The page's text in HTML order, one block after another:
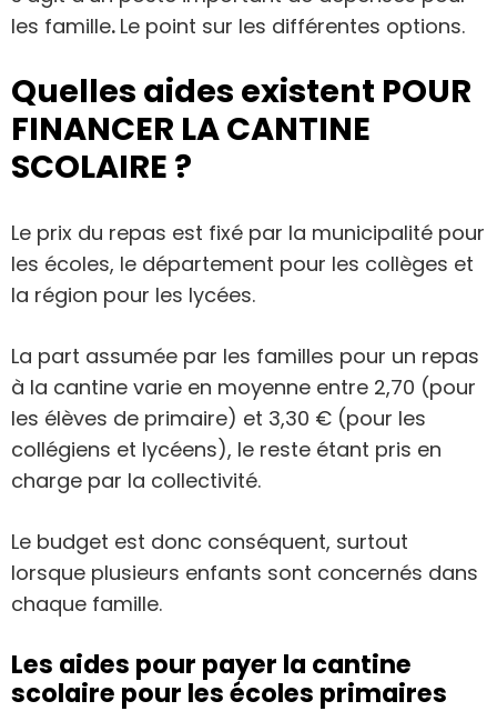
les famille. Le point sur les différentes options.
Quelles aides existent POUR
FINANCER LA CANTINE
SCOLAIRE ?
Le prix du repas est fixé par la municipalité pour
les écoles, le département pour les collèges et
la région pour les lycées.
La part assumée par les familles pour un repas
à la cantine varie en moyenne entre 2,70 (pour
les élèves de primaire) et 3,30 € (pour les
collégiens et lycéens), le reste étant pris en
charge par la collectivité.
Le budget est donc conséquent, surtout
lorsque plusieurs enfants sont concernés dans
chaque famille.
Les aides pour payer la cantine
scolaire pour les écoles primaires